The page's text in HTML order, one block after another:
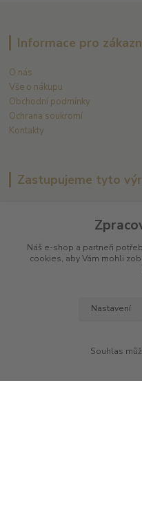
Informace pro
O nás
Vše o nákupu
Obchodní podmínky
Ochrana soukromí
Kontakty
Zastupujeme tyto
Chablis Daniel-Etienne Defaix
Zobrazit další výrobce →
Kde nás najdete
L PLUS - Miloslav Lerch
Náš e-shop a partneři
cookies, aby Vám mohli
Nastavení
Souhlas